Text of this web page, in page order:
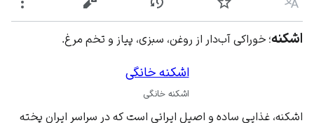
زبان پیگیری نمایش تاریخچهنمایش مبدأ
اشکنه؛ خوراکی آب‌دار از روغن، سبزی، پیاز و تخم مرغ.
اشکنه خانگی
اشکنه خانگی
اشکنه، غذایی ساده و اصیل ایرانی است که در سراسر ایران پخته